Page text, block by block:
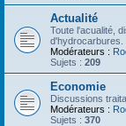
Actualité
Toute l'acualité,
d'hydrocarbures.
Modérateurs :
Sujets : 209
Economie
Discussions
Modérateurs :
Sujets : 370